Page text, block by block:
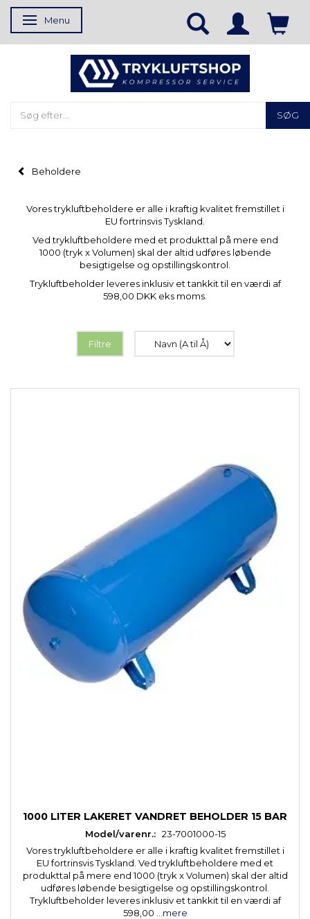
Skifte navigation
Menu
SØG
Beholdere
Vores trykluftbeholdere er alle i kraftig kvalitet fremstillet i
EU fortrinsvis Tyskland.
Ved trykluftbeholdere med et produkttal på mere end
1000 (tryk x Volumen) skal der altid udføres løbende
besigtigelse og opstillingskontrol.
Trykluftbeholder leveres inklusiv et tankkit til en værdi af
598,00 DKK eks moms.
Filtre
1000 LITER LAKERET VANDRET BEHOLDER 15 BAR
Model/varenr.: 23-7001000-15
Vores trykluftbeholdere er alle i kraftig kvalitet fremstillet i
EU fortrinsvis Tyskland. Ved trykluftbeholdere med et
produkttal på mere end 1000 (tryk x Volumen) skal der altid
udføres løbende besigtigelse og opstillingskontrol.
Trykluftbeholder leveres inklusiv et tankkit til en værdi af
598,00
...mere